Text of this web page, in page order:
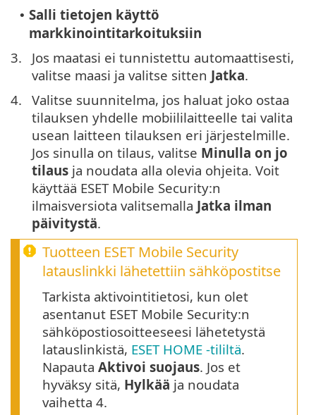
• Salli tietojen käyttö
markkinointitarkoituksiin
3.
Jos maatasi ei tunnistettu automaattisesti,
valitse maasi ja valitse sitten Jatka.
4. Valitse suunnitelma, jos haluat joko ostaa
tilauksen yhdelle mobiililaitteelle tai valita
usean laitteen tilauksen eri järjestelmille.
Jos sinulla on tilaus, valitse Minulla on jo
tilaus ja noudata alla olevia ohjeita. Voit
käyttää ESET Mobile Security:n
ilmaisversiota valitsemalla Jatka ilman
päivitystä.
Tuotteen ESET Mobile Security
latauslinkki lähetettiin sähköpostitse
Tarkista aktivointitietosi, kun olet
asentanut ESET Mobile Security:n
sähköpostiosoitteeseesi lähetetystä
latauslinkistä, ESET HOME -tililtä.
Napauta Aktivoi suojaus. Jos et
hyväksy sitä, Hylkää ja noudata
vaihetta 4.